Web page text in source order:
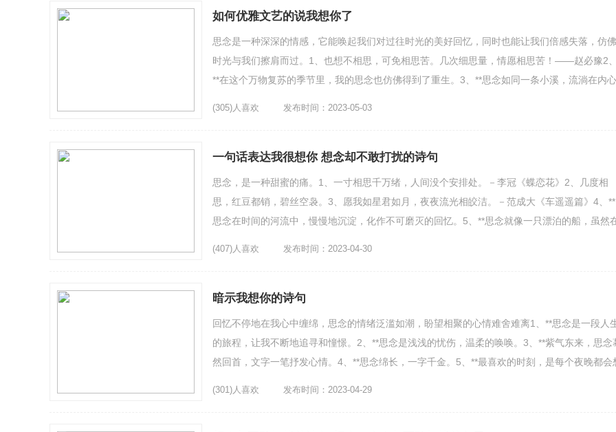
如何优雅文艺的说我想你了
思念是一种深深的情感，它能唤起我们对过往时光的美好回忆，同时也能让我们倍感失落，仿佛
时光与我们擦肩而过。1、也想不相思，可免相思苦。几次细思量，情愿相思苦！——赵必豫2、
**在这个万物复苏的季节里，我的思念也仿佛得到了重生。3、**思念如同一条小溪，流淌在内心
(305)人喜欢 发布时间：2023-05-03
一句话表达我很想你 想念却不敢打扰的诗句
思念，是一种甜蜜的痛。1、一寸相思千万绪，人间没个安排处。－李冠《蝶恋花》2、几度相
思，红豆都销，碧丝空袅。3、愿我如星君如月，夜夜流光相皎洁。－范成大《车遥遥篇》4、**
思念在时间的河流中，慢慢地沉淀，化作不可磨灭的回忆。5、**思念就像一只漂泊的船，虽然
(407)人喜欢 发布时间：2023-04-30
暗示我想你的诗句
回忆不停地在我心中缠绵，思念的情绪泛滥如潮，盼望相聚的心情难舍难离1、**思念是一段人
的旅程，让我不断地追寻和憧憬。2、**思念是浅浅的忧伤，温柔的唤唤。3、**紫气东来，思念
然回首，文字一笔抒发心情。4、**思念绵长，一字千金。5、**最喜欢的时刻，是每个夜晚都会
(301)人喜欢 发布时间：2023-04-29